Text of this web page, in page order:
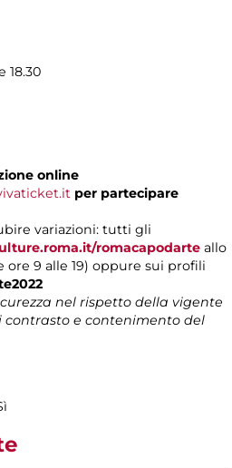
18.30
online
per partecipare
variazioni: tutti gli
romacapodarte allo
9 alle 19) oppure sui profili
nel rispetto della vigente
e contenimento del